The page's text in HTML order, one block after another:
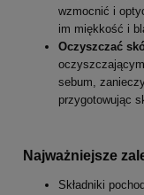
wzmocnić i
im miękkość i
Oczyszczać
sebum,
przygotowując
Najważniejsze
Składniki